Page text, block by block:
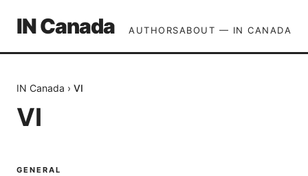
IN Canada AUTHORSABOUT — IN CANADA
IN Canada › VI
VI
GENERAL